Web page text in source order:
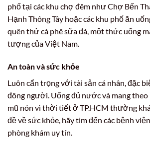
phố tại các khu chợ đêm như Chợ Bến
Hạnh Thông Tây hoặc các khu phố ăn
quên thử cà phê sữa đá, một thức uống
tượng của Việt Nam.
An toàn và sức khỏe
Luôn cẩn trọng với tài sản cá nhân, đặc
đông người. Uống đủ nước và mang theo
mũ nón vì thời tiết ở TP.HCM thường
đề về sức khỏe, hãy tìm đến các bệnh
phòng khám uy tín.